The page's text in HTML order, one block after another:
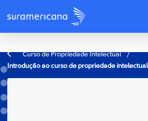
Curso de Propriedade Intelectual /
Introdução ao curso de propriedade intelectual